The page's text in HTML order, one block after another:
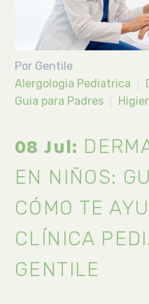
Por Gentile
Alergologia Pediatrica
Guia para Padres
08 Jul:
EN NIÑOS:
CÓMO TE
CLÍNICA
GENTILE